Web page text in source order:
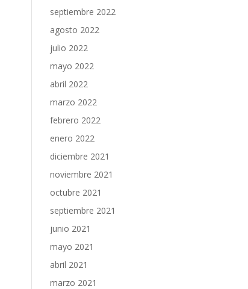
septiembre 2022
agosto 2022
julio 2022
mayo 2022
abril 2022
marzo 2022
febrero 2022
enero 2022
diciembre 2021
noviembre 2021
octubre 2021
septiembre 2021
junio 2021
mayo 2021
abril 2021
marzo 2021